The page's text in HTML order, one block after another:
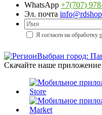
WhatsApp +7(707)
Эл. почта
Я согласен на обработку
Выбран город:
Скачайте наше приложение